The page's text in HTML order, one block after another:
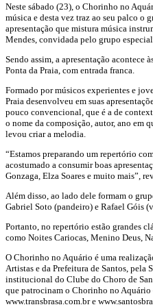
Neste sábado (23), o Chorinho no
música e desta vez traz ao seu palco o
apresentação que mistura música
Mendes, convidada pelo grupo
Sendo assim, a apresentação acontece
Ponta da Praia, com entrada franca.
Formado por músicos experientes e
Praia desenvolveu em suas
pouco convencional, que é a de
o nome da composição, autor, ano em
levou criar a melodia.
“Estamos preparando um repertório
acostumado a consumir boas
Gonzaga, Elza Soares e muito mais”,
Além disso, ao lado dele formam o
Gabriel Soto (pandeiro) e Rafael Góis
Portanto, no repertório estão grandes
como Noites Cariocas, Menino Deus,
O Chorinho no Aquário é uma
Artistas e da Prefeitura de Santos, pela
institucional do Clube do Choro de
que patrocinam o Chorinho no Aquário
www.transbrasa.com.br e